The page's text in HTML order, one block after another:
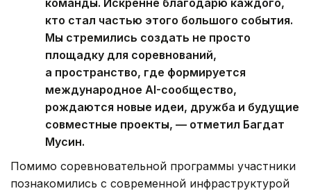
кто стал частью этого большого события.
Мы стремились создать не просто
площадку для соревнований,
а пространство, где формируется
международное AI-сообщество,
рождаются новые идеи, дружба и будущие
совместные проекты, — отметил Багдат
Мусин.
Помимо соревновательной программы участники
познакомились с современной инфраструктурой